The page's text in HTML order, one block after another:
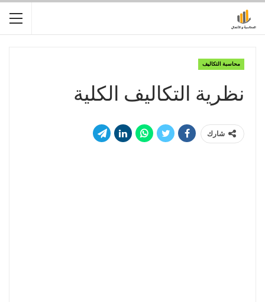
محاسبة التكاليف
نظرية التكاليف الكلية
شارك